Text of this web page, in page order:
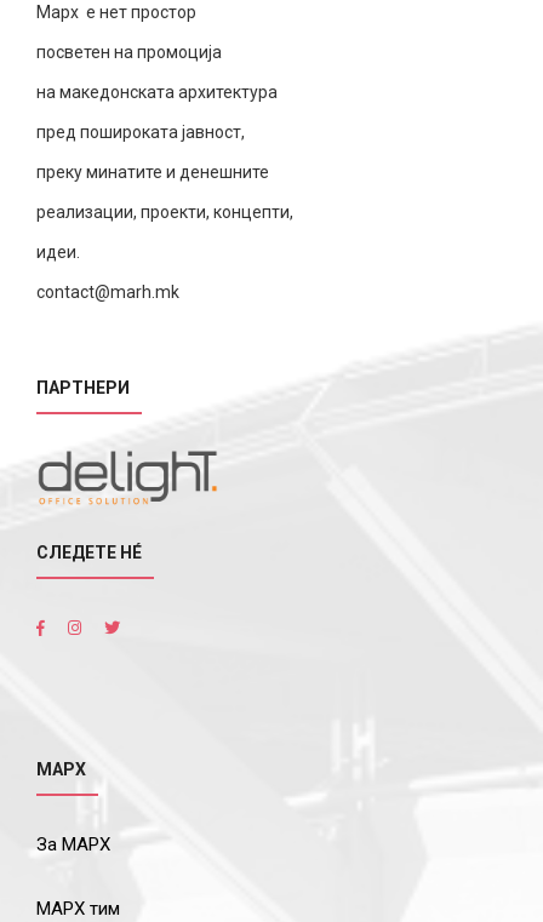
Марх е нет простор
посветен на промоција
на македонската архитектура
пред пошироката јавност,
преку минатите и денешните
реализации, проекти, концепти,
идеи.
contact@marh.mk
ПАРТНЕРИ
СЛЕДЕТЕ НÉ
МАРХ
За МАРХ
МАРХ тим